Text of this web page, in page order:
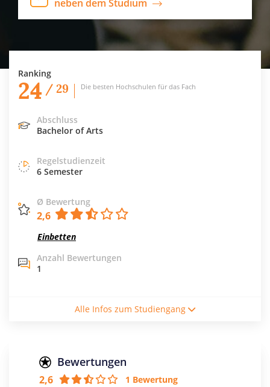
neben dem Studium
Ranking
24 / 29 Die besten Hochschulen für das Fach
Abschluss
Bachelor of Arts
Regelstudienzeit
6 Semester
Ø Bewertung
2,6
Einbetten
Anzahl Bewertungen
1
Vollzeitstudium
Creditpoints
Alle Infos zum Studiengang
Bewertungen
2,6 1 Bewertung